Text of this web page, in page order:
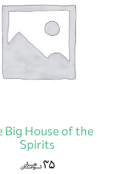
Big House of the
Spirits
۳۵ هزار
تومان